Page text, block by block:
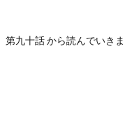
第九十話 から読んでいきま